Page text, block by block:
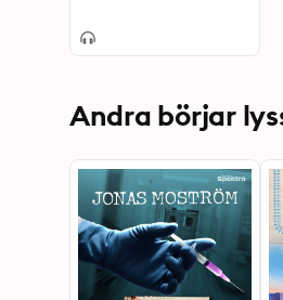
Andra börjar